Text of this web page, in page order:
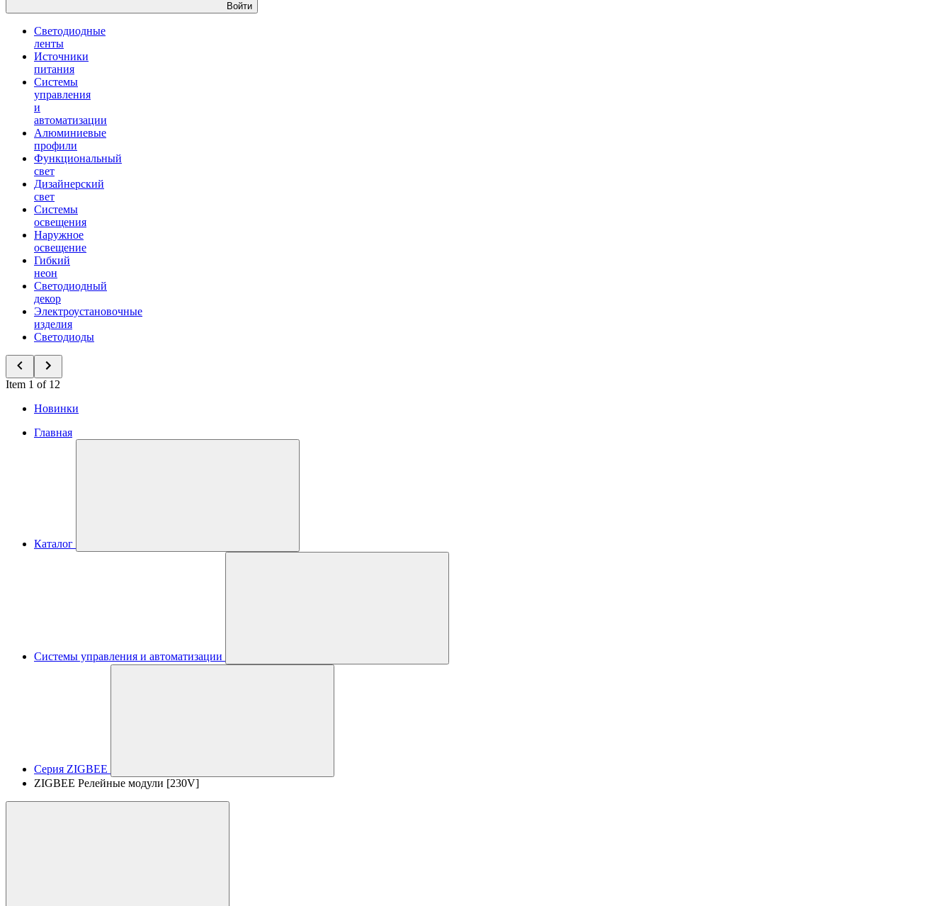
Войти
Светодиодные
ленты
Источники
питания
Системы
управления
и
автоматизации
Алюминиевые
профили
Функциональный
свет
Дизайнерский
свет
Системы
освещения
Наружное
освещение
Гибкий
неон
Светодиодный
декор
Электроустановочные
изделия
Светодиоды
Item 1 of 12
Новинки
Главная
Каталог
Системы управления и автоматизации
Серия ZIGBEE
ZIGBEE Релейные модули [230V]